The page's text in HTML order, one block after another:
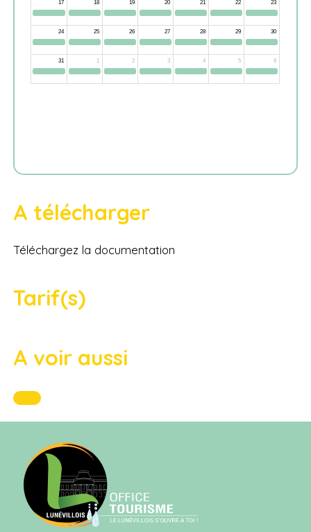
A télécharger
Téléchargez la documentation
Tarif(s)
A voir aussi